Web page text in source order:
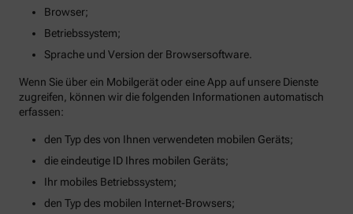
Browser;
Betriebssystem;
Sprache und Version der Browsersoftware.
Wenn Sie über ein Mobilgerät oder eine App auf unsere Dienste
zugreifen, können wir die folgenden Informationen automatisch
erfassen:
den Typ des von Ihnen verwendeten mobilen Geräts;
die eindeutige ID Ihres mobilen Geräts;
Ihr mobiles Betriebssystem;
den Typ des mobilen Internet-Browsers;